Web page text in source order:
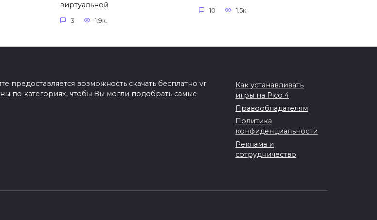
виртуальной
3 1.9к.
10 1.5к.
предоставляется возможность скачать бесплатно vr
по категориях, чтобы Вы могли подобрать самые
Как устанавливать
игры на Pico 4
Правообладателям
Политика
конфиденциальности
Реклама и
сотрудничество